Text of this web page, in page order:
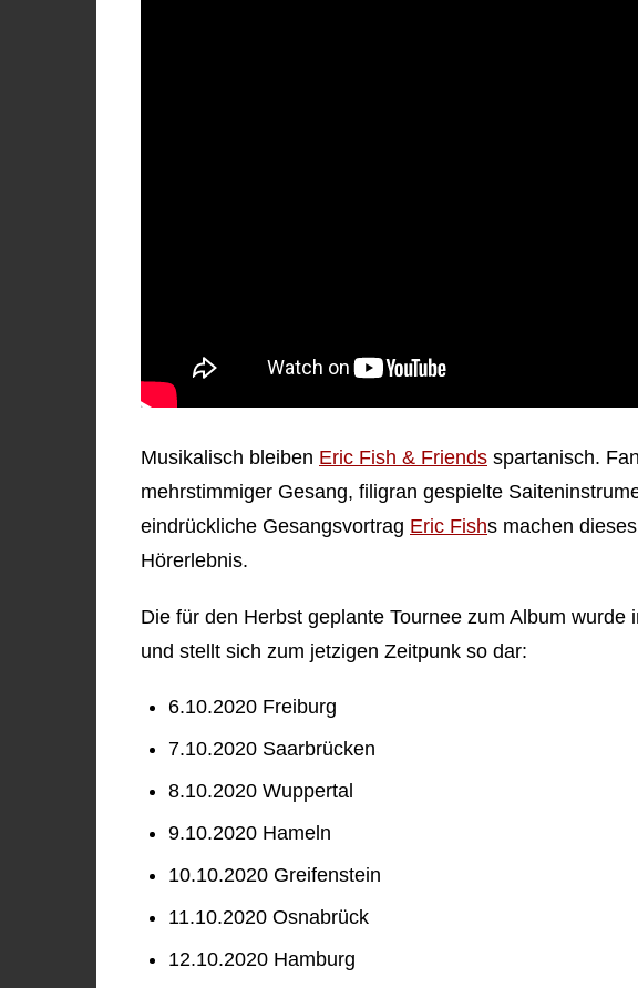
Musikalisch bleiben Eric Fish & Friends spartanisch.
mehrstimmiger Gesang, filigran gespielte
eindrückliche Gesangsvortrag Eric Fishs machen
Hörerlebnis.
Die für den Herbst geplante Tournee zum Album
und stellt sich zum jetzigen Zeitpunk so dar:
6.10.2020 Freiburg
7.10.2020 Saarbrücken
8.10.2020 Wuppertal
9.10.2020 Hameln
10.10.2020 Greifenstein
11.10.2020 Osnabrück
12.10.2020 Hamburg